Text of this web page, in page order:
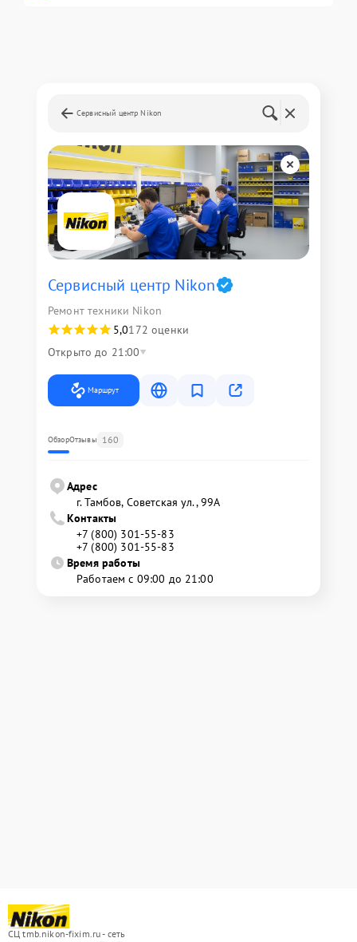
Сервисный центр Nikon
Сервисный центр Nikon
Ремонт техники Nikon
5,0172 оценки
Открыто до 21:00
Маршрут
ОбзорОтзывы 160
Адрес
г. Тамбов, Советская ул., 99А
Контакты
+7 (800) 301-55-83
+7 (800) 301-55-83
Время работы
Работаем с 09:00 до 21:00
СЦ tmb.nikon-fixim.ru - сеть